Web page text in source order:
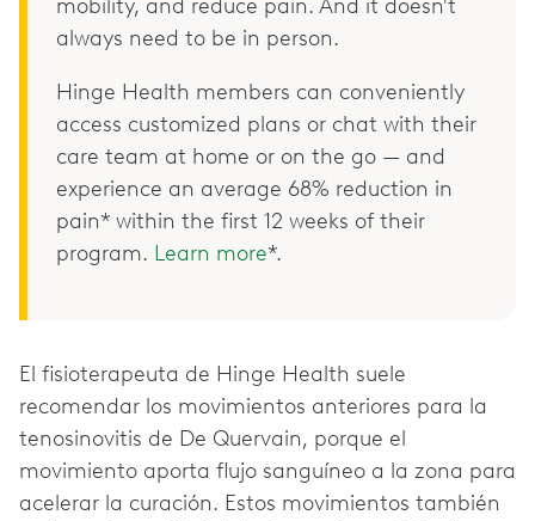
mobility, and reduce pain. And it doesn't
always need to be in person.
Hinge Health members can conveniently
access customized plans or chat with their
care team at home or on the go — and
experience an average 68% reduction in
pain* within the first 12 weeks of their
program. Learn more*.
El fisioterapeuta de Hinge Health suele
recomendar los movimientos anteriores para la
tenosinovitis de De Quervain, porque el
movimiento aporta flujo sanguíneo a la zona para
acelerar la curación. Estos movimientos también